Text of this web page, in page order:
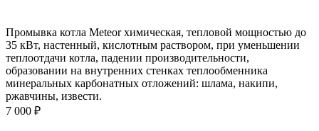
Промывка котла Meteor химическая, тепловой мощностью до
35 кВт, настенный, кислотным раствором, при уменьшении
теплоотдачи котла, падении производительности,
образовании на внутренних стенках теплообменника
минеральных карбонатных отложений: шлама, накипи,
ржавчины, извести.
7 000 ₽